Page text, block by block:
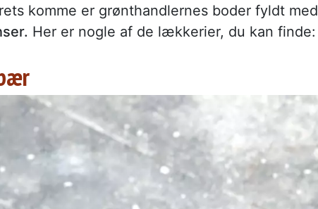
komme er grønthandlernes boder fyldt med
Her er nogle af de lækkerier, du kan finde: